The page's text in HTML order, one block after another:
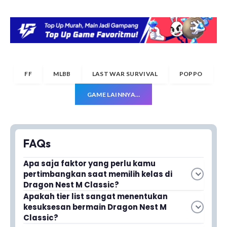
FF MLBB LAST WAR SURVIVAL POPPO
GAME LAINNYA…
FAQs
Apa saja faktor yang perlu kamu
pertimbangkan saat memilih kelas di
Dragon Nest M Classic?
Kamu perlu mempertimbangkan gaya
bertarung, kenyamanan saat grinding,
kemampuan berburu boss, dan peran kelas
Apakah tier list sangat menentukan
kesuksesan bermain Dragon Nest M
Classic?